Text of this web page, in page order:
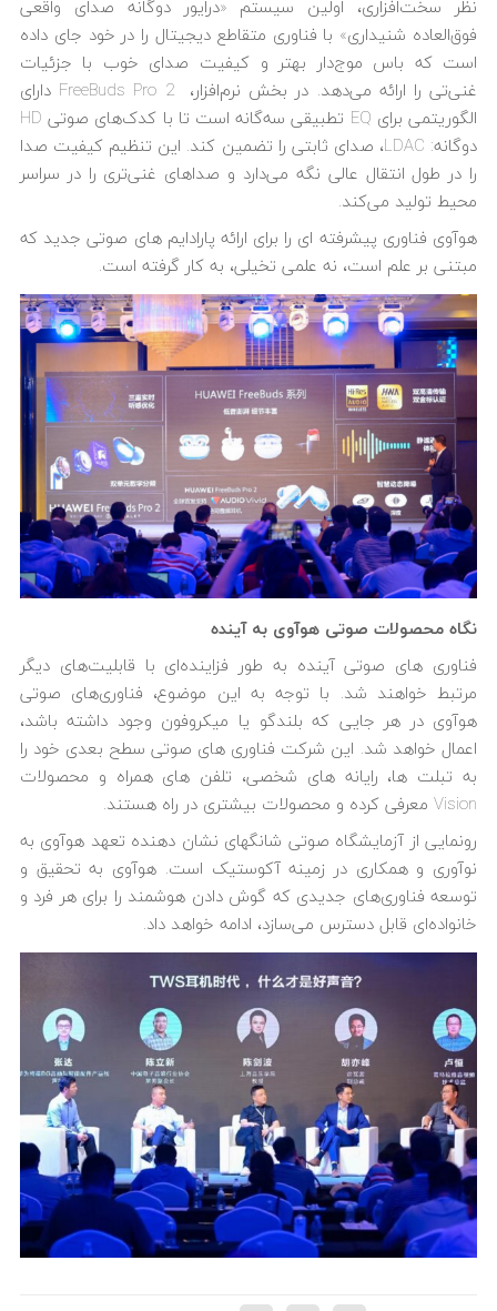
نظر سخت‌افزاری، اولین سیستم «درایور دوگانه صدای واقعی
فوق‌العاده شنیداری» با فناوری متقاطع دیجیتال را در خود جای داده
است که باس موج‌دار بهتر و کیفیت صدای خوب با جزئیات
غنی‌تی را ارائه می‌دهد. در بخش نرم‌افزار، FreeBuds Pro 2 دارای
الگوریتمی برای EQ تطبیقی ​​سه‌گانه است تا با کدک‌های صوتی HD
دوگانه: LDAC، صدای ثابتی را تضمین کند. این تنظیم کیفیت صدا
را در طول انتقال عالی نگه می‌دارد و صداهای غنی‌تری را در سراسر
محیط تولید می‌کند.
هوآوی فناوری پیشرفته ای را برای ارائه پارادایم های صوتی جدید که
مبتنی بر علم است، نه علمی تخیلی، به کار گرفته است.
نگاه محصولات صوتی هوآوی به آینده
فناوری های صوتی آینده به طور فزاینده‌ای با قابلیت‌های دیگر
مرتبط خواهند شد. با توجه به این موضوع، فناوری‌های صوتی
هوآوی در هر جایی که بلندگو یا میکروفون وجود داشته باشد،
اعمال خواهد شد. این شرکت فناوری های صوتی سطح بعدی خود را
به تبلت ها، رایانه های شخصی، تلفن های همراه و محصولات
Vision معرفی کرده و محصولات بیشتری در راه هستند.
رونمایی از آزمایشگاه صوتی شانگهای نشان دهنده تعهد هوآوی به
نوآوری و همکاری در زمینه آکوستیک است. هوآوی به تحقیق و
توسعه فناوری‌های جدیدی که گوش دادن هوشمند را برای هر فرد و
خانواده‌ای قابل دسترس می‌سازد، ادامه خواهد داد.